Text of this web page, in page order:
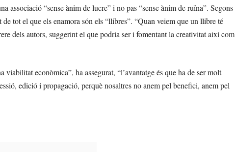
associació “sense ànim de lucre” i no pas “sense ànim de ruïna”. Segons
tot el que els enamora són els “llibres”. “Quan veiem que un llibre té
dels autors, suggerint el que podria ser i fomentant la creativitat així com
econòmica”, ha assegurat, “l’avantatge és que ha de ser molt
edició i propagació, perquè nosaltres no anem pel benefici, anem pel